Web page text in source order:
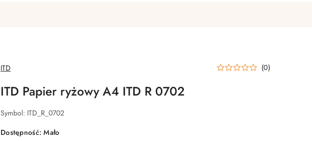
NAZWA
PRODUCENTA:
ITD (0)
ITD Papier ryżowy A4 ITD R 0702
Symbol: ITD_R_0702
Dostępność:Mało